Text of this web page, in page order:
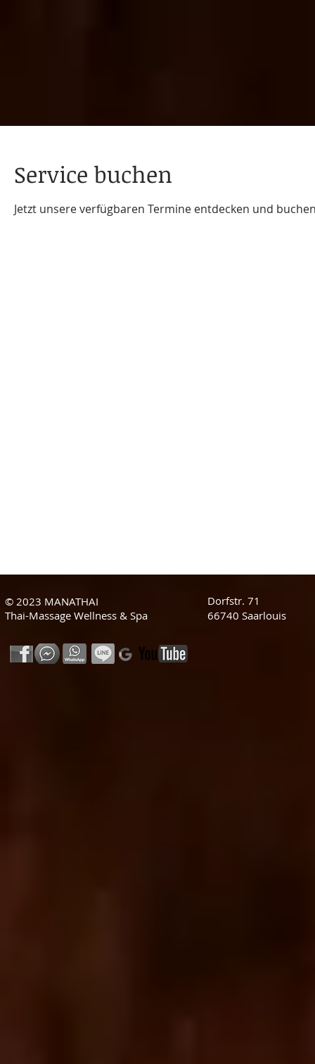
Service buchen
Jetzt unsere verfügbaren Termine entdecken und
Dorfstr. 71
66740 Saarlouis
© 2023 MANATHAI
Thai-Massage Wellness & Spa